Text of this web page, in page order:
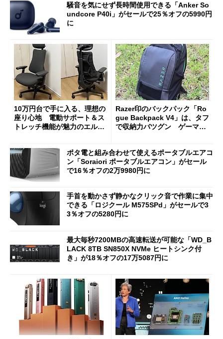
騒音を気にせず長時間使用できる「Anker So
undcore P40i」がセールで25％オフの5990円
に
10万円台で手に入る、理想の
座り心地 電動サポート＆ス
トレッチ機能が魅力のエルゴ
Razer印のバックパック「Ro
gue Backpack V4」は、タフ
で収納力バツグン ゲーマー
ポタ電と組み合わせて使えるポータブルエアコ
ン「Soraiori ポータブルエアコン」がセール
で16％オフの2万9980円に
手首を動かさず静かなクリック音で作業に集中
できる「ロジクール M575SPd」がセールで3
3％オフの5280円に
最大毎秒7200MBの高速転送が可能な「WD_B
LACK 8TB SN850X NVMe ヒートシンク付
き」が18％オフの17万5087円に